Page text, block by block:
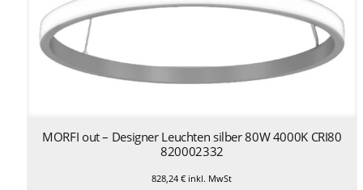
MORFI out – Designer Leuchten silber 80W 4000K CRI80
820002332
828,24€ inkl. MwSt